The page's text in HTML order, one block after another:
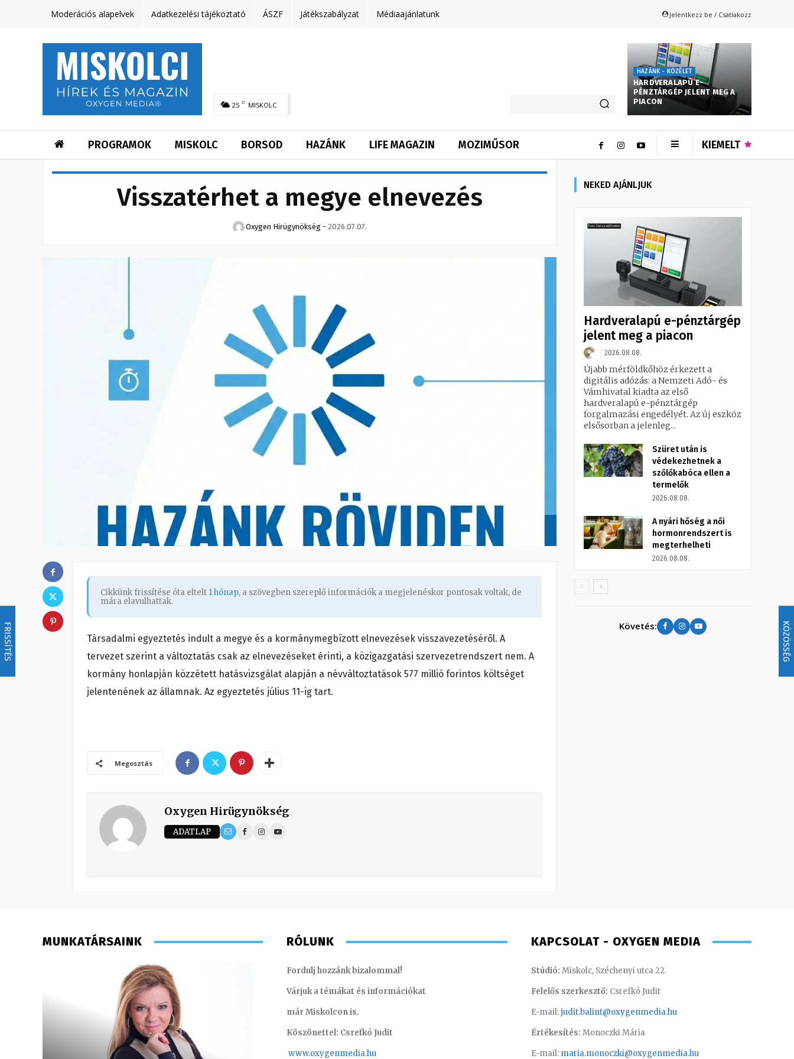
FRISSÍTÉS KÖZÖSSÉG
Moderációs alapelvek Adatkezelési tájékoztató ÁSZF Játékszabályzat Médiaajánlatunk Jelentkezz be / Csatlakozz
25 C MISKOLC
HAZÁNK - KÖZÉLET
HARDVERALAPÚ E-
PÉNZTÁRGÉP JELENT MEG A
PIACON
PROGRAMOK MISKOLC BORSOD HAZÁNK LIFE MAGAZIN MOZIMŰSOR KIEMELT
Visszatérhet a megye elnevezés
Oxygen Hirügynökség - 2026.07.07.
Cikkünk frissítése óta eltelt 1 hónap, a szövegben szereplő információk a megjelenéskor pontosak voltak, de
mára elavulhattak.
Társadalmi egyeztetés indult a megye és a kormánymegbízott elnevezések visszavezetéséről. A
tervezet szerint a változtatás csak az elnevezéseket érinti, a közigazgatási szervezetrendszert nem. A
kormány honlapján közzétett hatásvizsgálat alapján a névváltoztatások 577 millió forintos költséget
jelentenének az államnak. Az egyeztetés július 11-ig tart.
Megosztás
Oxygen Hirügynökség
ADATLAP
NEKED AJÁNLJUK
Hardveralapú e-pénztárgép
jelent meg a piacon
2026.08.08.
Újabb mérföldkőhöz érkezett a
digitális adózás: a Nemzeti Adó- és
Vámhivatal kiadta az első
hardveralapú e-pénztárgép
forgalmazási engedélyét. Az új eszköz
elsősorban a jelenleg...
Szüret után is
védekezhetnek a
szőlőkabóca ellen a
termelők
2026.08.08.
A nyári hőség a női
hormonrendszert is
megterhelheti
2026.08.08.
Követés:
MUNKATÁRSAINK RÓLUNK
Fordulj hozzánk bizalommal!
Várjuk a témákat és információkat
már Miskolcon is.
Köszönettel: Csrefkó Judit
www.oxygenmedia.hu
KAPCSOLAT - OXYGEN MEDIA
Stúdió: Miskolc, Széchenyi utca 22.
Felelős szerkesztő: Csrefkó Judit
E-mail:judit.balint@oxygenmedia.hu
Értékesítés: Monoczki Mária
E-mail: maria.monoczki@oxygenmedia.hu